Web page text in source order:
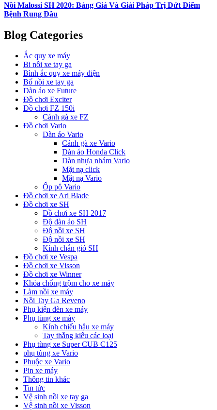
Nồi Malossi SH 2020: Bảng Giá Và Giải Pháp Trị Dứt Điểm
Bệnh Rung Đầu
Blog Categories
Ắc quy xe máy
Bi nồi xe tay ga
Bình ắc quy xe máy điện
Bố nồi xe tay ga
Dàn áo xe Future
Đồ chơi Exciter
Đồ chơi FZ 150i
Cánh gà xe FZ
Đồ chơi Vario
Dàn áo Vario
Cánh gà xe Vario
Dàn áo Honda Click
Dàn nhựa nhám Vario
Mặt nạ click
Mặt nạ Vario
Ốp pô Vario
Đồ chơi xe Ari Blade
Đồ chơi xe SH
Đồ chơi xe SH 2017
Độ dàn áo SH
Độ nồi xe SH
Độ nồi xe SH
Kính chắn gió SH
Đồ chơi xe Vespa
Đồ chơi xe Visson
Đồ chơi xe Winner
Khóa chống trộm cho xe máy
Làm nồi xe máy
Nồi Tay Ga Reveno
Phụ kiện đèn xe máy
Phụ tùng xe máy
Kính chiếu hậu xe máy
Tay thắng kiểu các loại
Phụ tùng xe Super CUB C125
phụ tùng xe Vario
Phuộc xe Vario
Pin xe máy
Thông tin khác
Tin tức
Vệ sinh nồi xe tay ga
Vệ sinh nồi xe Visson